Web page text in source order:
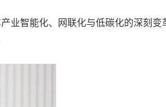
业智能化、网联化与低碳化的深刻变